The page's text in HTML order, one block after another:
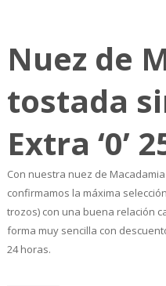
Nuez de
tostada
Extra ‘0’
Con nuestra nuez de
confirmamos la máxima
trozos) con una buena relación
forma muy sencilla con
24 horas.